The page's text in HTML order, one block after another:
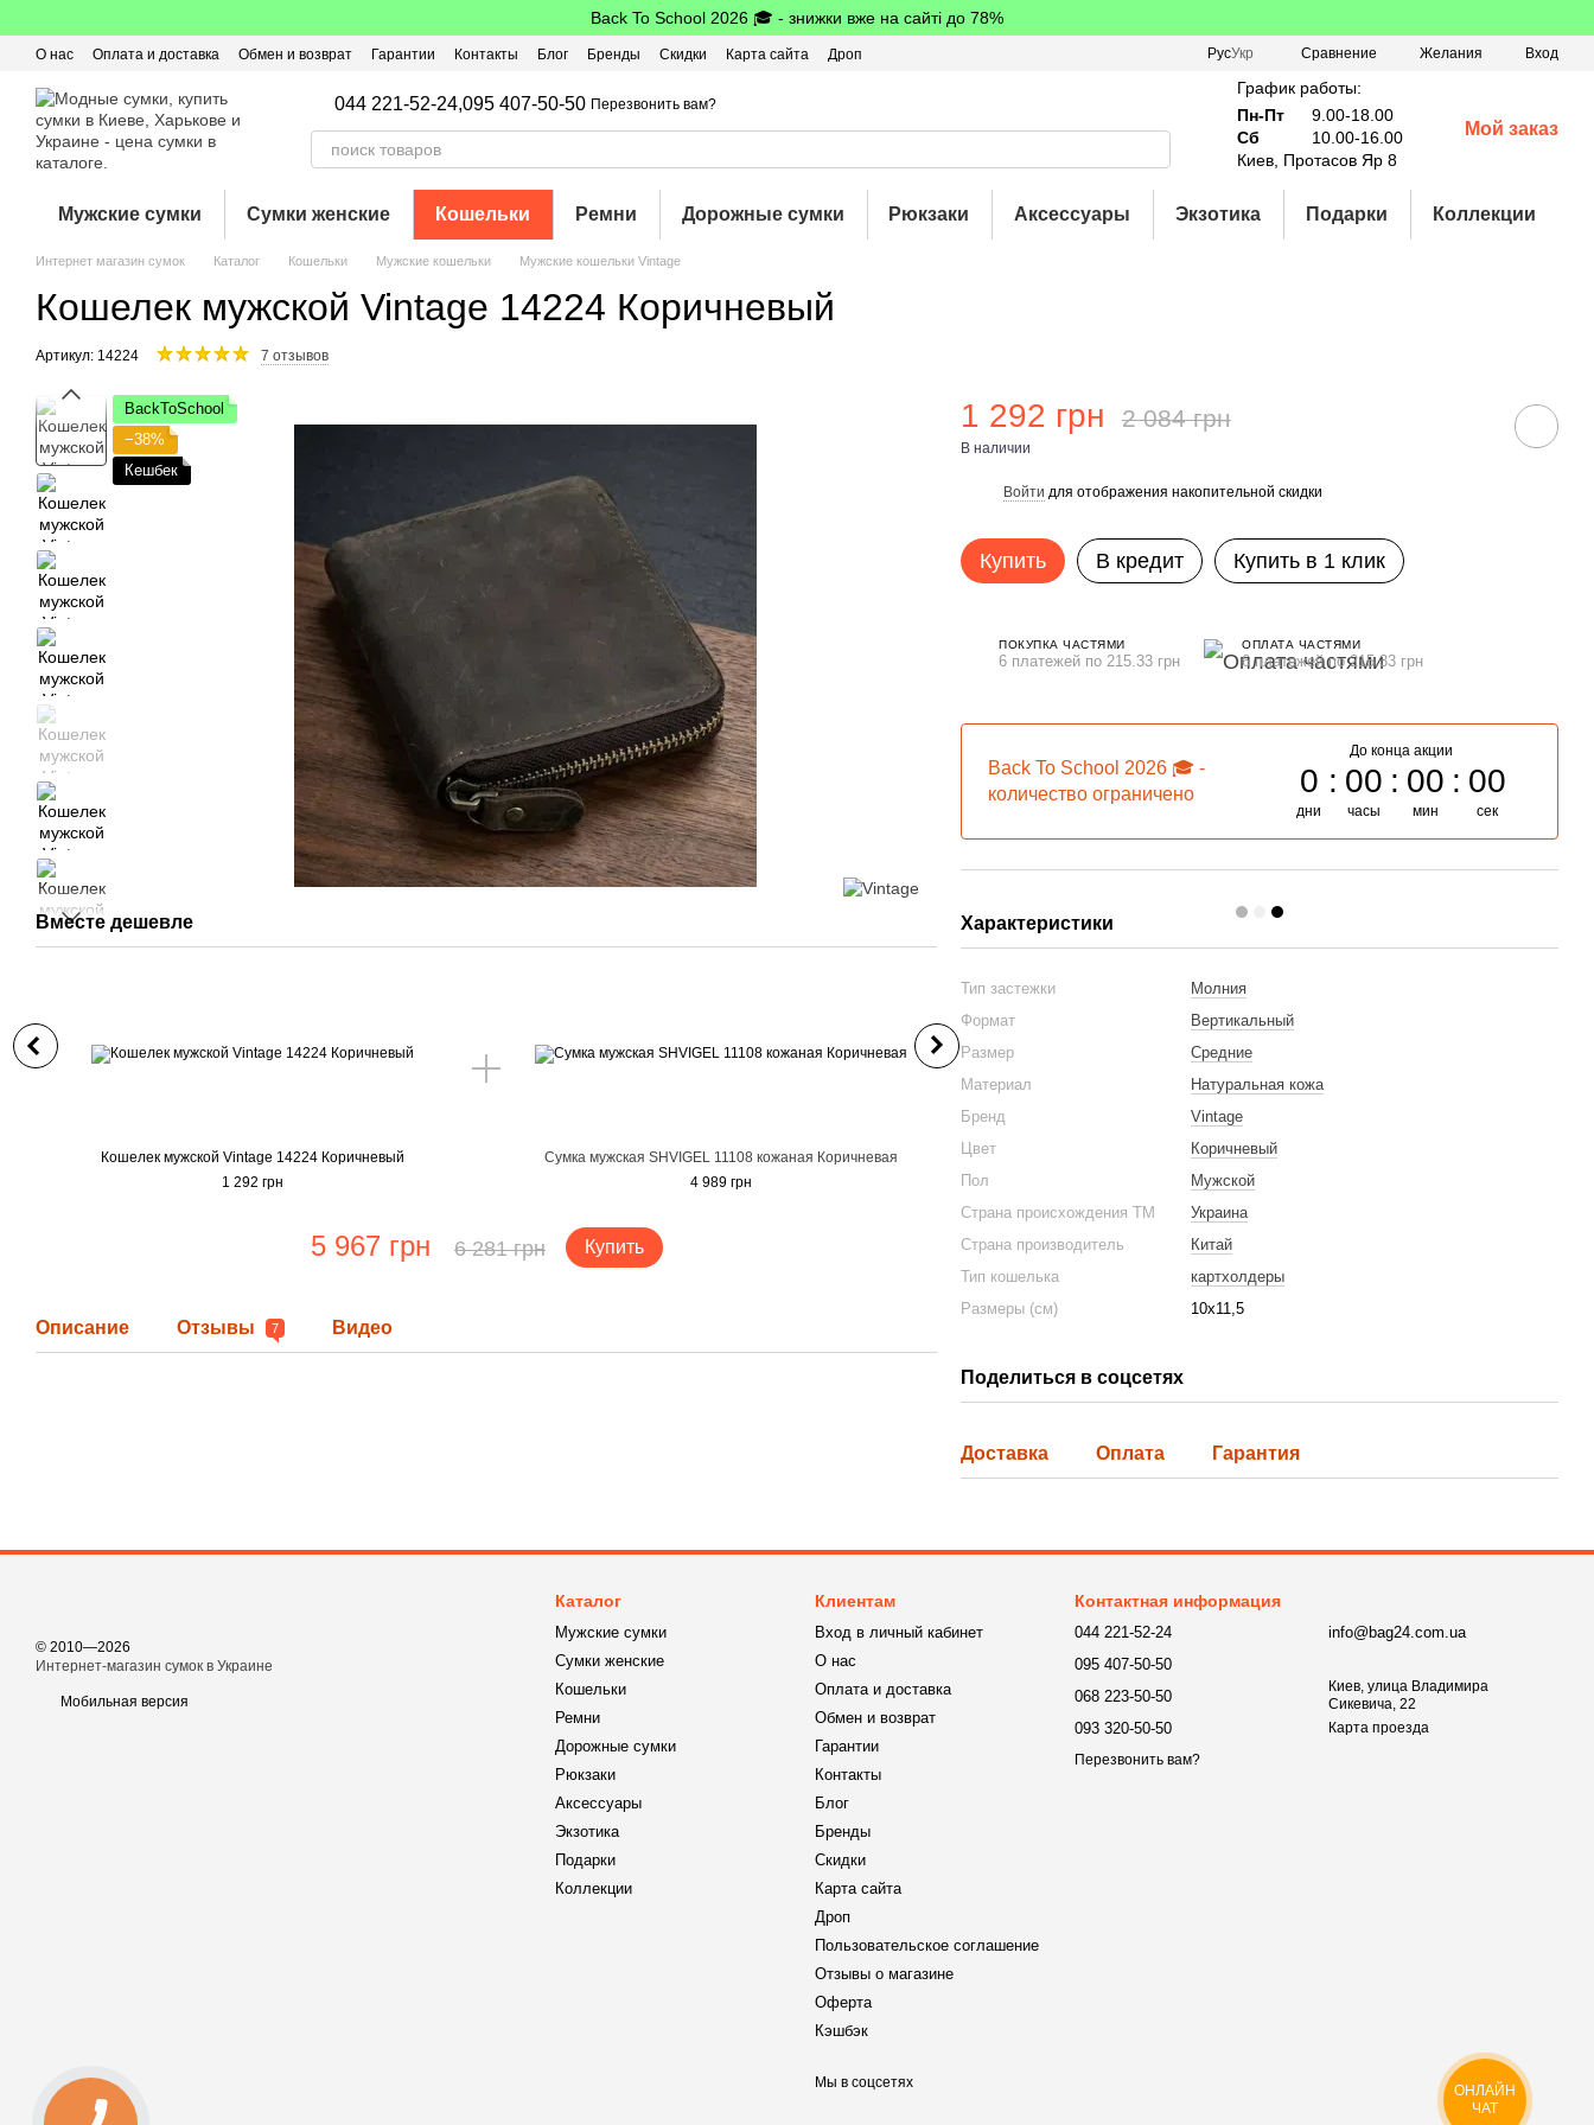
Back To School 2026 🎓 - знижки вже на сайті до 78%
О нас Оплата и доставка Обмен и возврат Гарантии Контакты Блог Бренды Скидки Карта сайта
Дроп
РусУкр Сравнение Желания Вход
044 221-52-24,095 407-50-50 Перезвонить вам?
График работы:
Пн-Пт
9.00-18.00
Сб
10.00-16.00
Киев, Протасов Яр 8
Мой заказ
Мужские сумки Сумки женские Кошельки Ремни Дорожные сумки Рюкзаки Аксессуары Экзотика Подарки Коллекции
Интернет магазин сумок Каталог Кошельки Мужские кошельки Мужские кошельки Vintage
Кошелек мужской Vintage 14224 Коричневый
Артикул: 14224 7 отзывов
BackToSchool
−38%
Кешбек
Вместе дешевле
Кошелек мужской Vintage 14224 Коричневый
1 292 грн
Сумка мужская SHVIGEL 11108 кожаная Коричневая
4 989 грн
5 967 грн 6 281 грн Купить
Вместе дешевле
Кошелек мужской Vintage 14224 Коричневый
7 902 грн
Описание Отзывы 7 Видео
1 292 грн 2 084 грн
В наличии
Войти для отображения накопительной скидки
Купить В кредит Купить в 1 клик
ПОКУПКА ЧАСТЯМИ
6 платежей по 215.33 грн
ОПЛАТА ЧАСТЯМИ
6 платежей по 215.33 грн
Back To School 2026 🎓 -
количество ограничено
До конца акции
0
дни
00
часы
00
мин
00
сек
Характеристики
Тип застежки
Молния
Формат
Вертикальный
Размер
Средние
Материал
Натуральная кожа
Бренд
Vintage
Цвет
Коричневый
Пол
Мужской
Страна происхождения ТМ
Украина
Страна производитель
Китай
Тип кошелька
картхолдеры
Размеры (см)
10х11,5
Поделиться в соцсетях
Доставка Оплата Гарантия
© 2010—2026
Интернет-магазин сумок в Украине
Мобильная версия
Каталог
Мужские сумки
Сумки женские
Кошельки
Ремни
Дорожные сумки
Рюкзаки
Аксессуары
Экзотика
Подарки
Коллекции
Клиентам
Вход в личный кабинет
О нас
Оплата и доставка
Обмен и возврат
Гарантии
Контакты
Блог
Бренды
Скидки
Карта сайта
Дроп
Пользовательское соглашение
Отзывы о магазине
Оферта
Кэшбэк
Мы в соцсетях
Контактная информация
044 221-52-24
095 407-50-50
068 223-50-50
093 320-50-50
Перезвонить вам?
info@bag24.com.ua
Киев, улица Владимира
Сикевича, 22
Карта проезда
ОНЛАЙН
ЧАТ